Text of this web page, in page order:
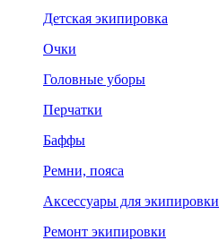
Детская экипировка
Очки
Головные уборы
Перчатки
Баффы
Ремни, пояса
Аксессуары для экипировки
Ремонт экипировки